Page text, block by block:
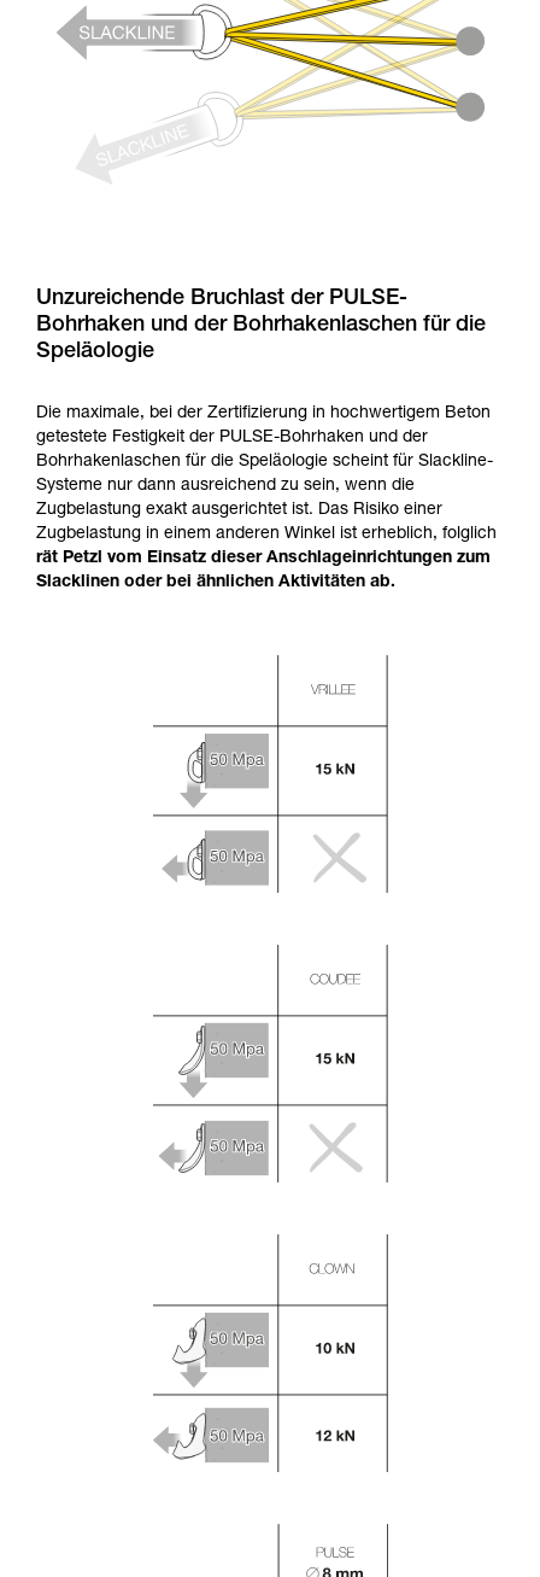
Unzureichende Bruchlast der PULSE-
Bohrhaken und der Bohrhakenlaschen für die
Speläologie
Die maximale, bei der Zertifizierung in hochwertigem Beton
getestete Festigkeit der PULSE-Bohrhaken und der
Bohrhakenlaschen für die Speläologie scheint für Slackline-
Systeme nur dann ausreichend zu sein, wenn die
Zugbelastung exakt ausgerichtet ist. Das Risiko einer
Zugbelastung in einem anderen Winkel ist erheblich, folglich
rät Petzl vom Einsatz dieser Anschlageinrichtungen zum
Slacklinen oder bei ähnlichen Aktivitäten ab.